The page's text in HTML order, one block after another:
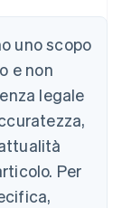
uno scopo
e non
legale
Per